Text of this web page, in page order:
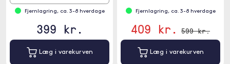
Fjernlagring, ca. 3-8 hverdage
399 kr.
Læg i varekurven
Fjernlagring, ca. 3-8 hverdage
409 kr. 599 kr.
Læg i varekurven